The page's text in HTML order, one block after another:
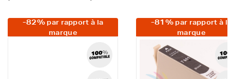
-82% par rapport à la
marque
-81% par rapport à
marque